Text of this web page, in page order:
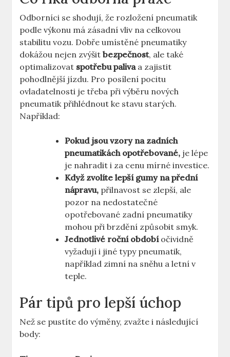
Odborníci se shodují, že rozložení pneumatik
podle výkonu má zásadní vliv na celkovou
stabilitu vozu. Dobře umístěné pneumatiky
dokážou nejen zvýšitbezpečnost, ale také
optimalizovat spotřebu palivaa zajistit
pohodlnější jízdu. Pro posílení pocitu
ovladatelnosti je třeba při výběru nových
pneumatik přihlédnout ke stavu starých.
Například:
Pokud jsou vzory na zadních
pneumatikách opotřebované, je lépe
je nahradit i za cenu mírné investice.
Když zvolíte lepší gumy na přední
nápravu, přilnavost se zlepší, ale
pozor na nedostatečné
opotřebované zadní pneumatiky
mohou při brzdění způsobit smyk.
Jednotlivé roční obdobíočividně
vyžadují i jiné typy pneumatik,
například zimní na sněhu a letní v
teple.
Pár tipů pro lepší úchop
Než se pustíte do výměny, zvažte i následující
body: